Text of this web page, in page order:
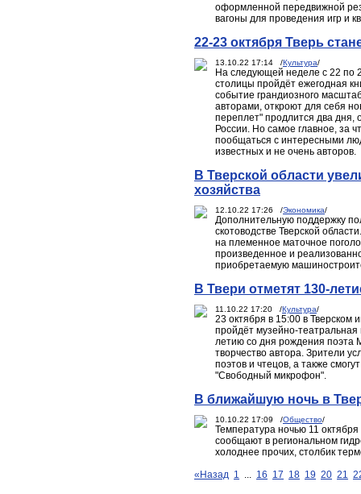
оформленной передвижной
вагоны для проведения игр и
22-23 октября Тверь
13.10.22 17:14 /Культура/
На следующей неделе с 22 по
столицы пройдёт ежегодная
событие грандиозного
авторами, откроют для себя
переплет" продлится два дня,
России. Но самое главное, за
пообщаться с интересными
известных и не очень авторов.
В Тверской области
хозяйства
12.10.22 17:26 /Экономика/
Дополнительную поддержку
скотоводстве Тверской
на племенное маточное
произведенное и
приобретаемую
В Твери отметят 130-
11.10.22 17:20 /Культура/
23 октября в 15:00 в Тверском
пройдёт музейно-
летию со дня рождения поэта
творчество автора. Зрители
поэтов и чтецов, а также
"Свободный микрофон".
В ближайшую ночь в
10.10.22 17:09 /Общество/
Температура ночью 11
сообщают в региональном
холоднее прочих, столбик
«Назад 1 ... 16 17 18 19 20 21